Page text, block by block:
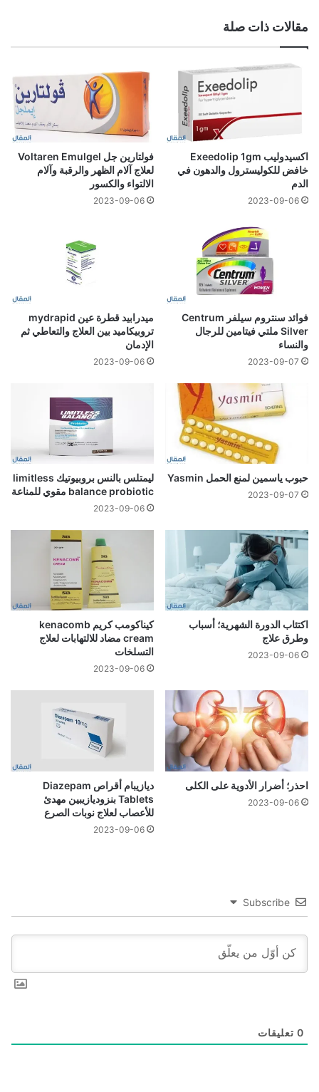
مقالات ذات صلة
اكسيدوليب Exeedolip 1gm
خافض للكوليسترول والدهون في
الدم
2023-09-06
فولتارين جل Voltaren Emulgel
لعلاج آلام الظهر والرقبة وآلام
الالتواء والكسور
2023-09-06
فوائد سنتروم سيلفر Centrum
Silver ملتي فيتامين للرجال
والنساء
2023-09-07
ميدرابيد قطرة عين mydrapid
تروبيكاميد بين العلاج والتعاطي ثم
الإدمان
2023-09-06
حبوب ياسمين لمنع الحمل Yasmin
2023-09-07
ليمتلس بالنس بروبيوتيك limitless
balance probiotic مقوي للمناعة
2023-09-06
اكتئاب الدورة الشهرية؛ أسباب
وطرق علاج
2023-09-06
كيناكومب كريم kenacomb
cream مضاد للالتهابات لعلاج
التسلخات
2023-09-06
احذر؛ أضرار الأدوية على الكلى
2023-09-06
ديازيبام أقراص Diazepam
Tablets بنزوديازيبين مهدئ
للأعصاب لعلاج نوبات الصرع
2023-09-06
Subscribe
0 تعليقات